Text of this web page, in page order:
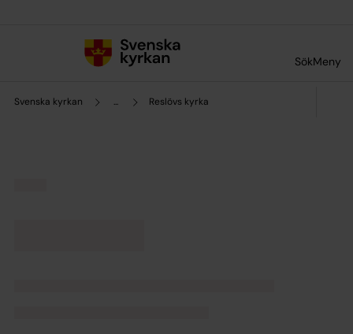
SökMeny
Svenska kyrkan ... Reslövs kyrka